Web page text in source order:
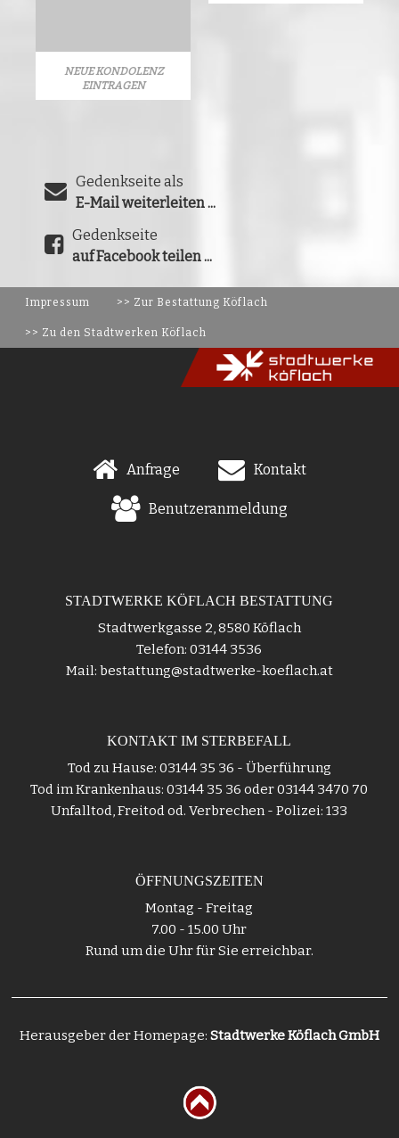
NEUE KONDOLENZ
EINTRAGEN
Gedenkseite als
E-Mail weiterleiten ...
Gedenkseite
auf Facebook teilen ...
Impressum >> Zur Bestattung Köflach
>> Zu den Stadtwerken Köflach
Anfrage Kontakt
Benutzeranmeldung
STADTWERKE KÖFLACH BESTATTUNG
Stadtwerkgasse 2, 8580 Köflach
Telefon: 03144 3536
Mail: bestattung@stadtwerke-koeflach.at
KONTAKT IM STERBEFALL
Tod zu Hause: 03144 35 36 - Überführung
Tod im Krankenhaus: 03144 35 36 oder 03144 3470 70
Unfalltod, Freitod od. Verbrechen - Polizei: 133
ÖFFNUNGSZEITEN
Montag - Freitag
7.00 - 15.00 Uhr
Rund um die Uhr für Sie erreichbar.
Herausgeber der Homepage: Stadtwerke Köflach GmbH